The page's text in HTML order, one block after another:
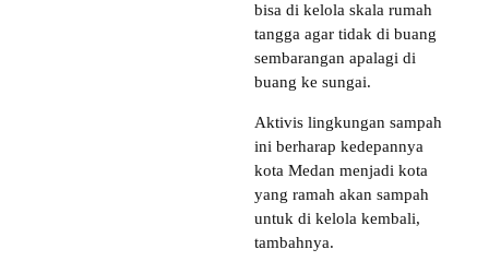
bisa di kelola skala rumah
tangga agar tidak di buang
sembarangan apalagi di
buang ke sungai.
Aktivis lingkungan sampah
ini berharap kedepannya
kota Medan menjadi kota
yang ramah akan sampah
untuk di kelola kembali,
tambahnya.